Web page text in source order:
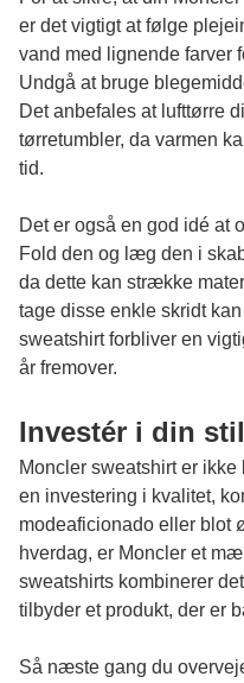
er det vigtigt at følge
vand med lignende farver
Undgå at bruge
Det anbefales at lufttørre
tørretumbler, da varmen
tid.
Det er også en god idé at
Fold den og læg den i
da dette kan strække
tage disse enkle skridt
sweatshirt forbliver en
år fremover.
Investér i din
Moncler sweatshirt er
en investering i kvalitet,
modeaficionado eller blot
hverdag, er Moncler et
sweatshirts kombinerer
tilbyder et produkt, der er
Så næste gang du